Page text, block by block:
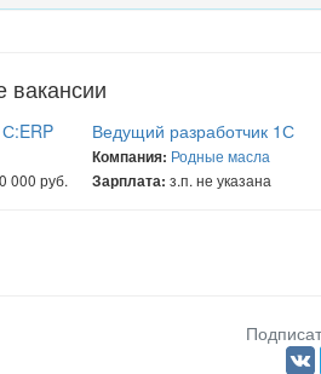
вакансии
000 руб.
Ведущий разработчик 1С
Компания: Родные масла
Зарплата: з.п. не указана